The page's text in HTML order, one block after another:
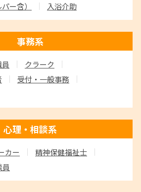
パー含） 入浴介助
事務系
クラーク
受付・一般事務
心理・相談系
カー
精神保健福祉士
員